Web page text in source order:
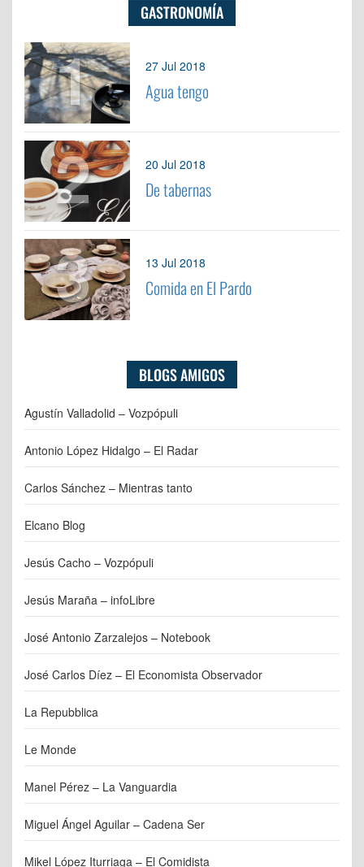
GASTRONOMÍA
1 27 Jul 2018
Agua tengo
2 20 Jul 2018
De tabernas
3 13 Jul 2018
Comida en El Pardo
BLOGS AMIGOS
Agustín Valladolid – Vozpópuli
Antonio López Hidalgo – El Radar
Carlos Sánchez – Mientras tanto
Elcano Blog
Jesús Cacho – Vozpópuli
Jesús Maraña – infoLibre
José Antonio Zarzalejos – Notebook
José Carlos Díez – El Economista Observador
La Repubblica
Le Monde
Manel Pérez – La Vanguardia
Miguel Ángel Aguilar – Cadena Ser
Mikel López Iturriaga – El Comidista